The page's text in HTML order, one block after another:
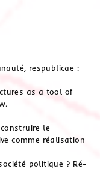
respublicae :
as a tool of
le
comme réalisation
politique ? Ré-